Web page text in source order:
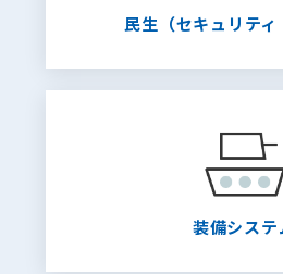
民生（セキュリティ
装備システ